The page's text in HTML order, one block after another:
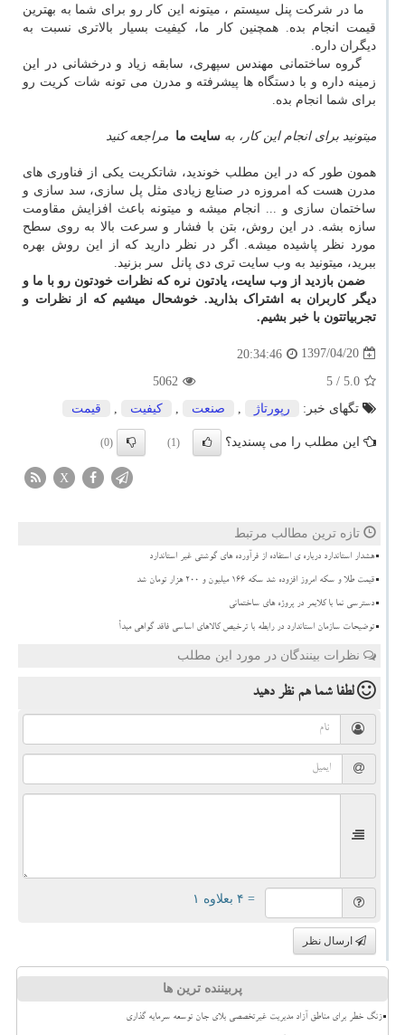
ما در شرکت پنل سیستم ، میتونه این کار رو برای شما به بهترین
قیمت انجام بده. همچنین کار ما، کیفیت بسیار بالاتری نسبت به
دیگران داره.
گروه ساختمانی مهندس سپهری، سابقه زیاد و درخشانی در این
زمینه داره و با دستگاه ها پیشرفته و مدرن می تونه شات کریت رو
برای شما انجام بده.
میتونید برای انجام این کار، به سایت ما مراجعه کنید
همون طور که در این مطلب خوندید، شاتکریت یکی از فناوری های
مدرن هست که امروزه در صنایع زیادی مثل پل سازی، سد سازی و
ساختمان سازی و ... انجام میشه و میتونه باعث افزایش مقاومت
سازه بشه. در این روش، بتن با فشار و سرعت بالا به روی سطح
مورد نظر پاشیده میشه. اگر در نظر دارید که از این روش بهره
ببرید، میتونید به وب سایت تری دی پانل سر بزنید.
ضمن بازدید از وب سایت، یادتون نره که نظرات خودتون رو با ما و
دیگر کاربران به اشتراک بذارید. خوشحال میشیم که از نظرات و
تجربیاتتون با خبر بشیم.
1397/04/20
20:34:46
5.0
/ 5
5062
تگهای خبر:
رپورتاژ , صنعت , كیفیت , قیمت
این مطلب را می پسندید؟ (1)
(0)
X
تازه ترین مطالب مرتبط
هشدار استاندارد درباره ی استفاده از فرآورده های گوشتی غیر استاندارد
قیمت طلا و سکه امروز افزوده شد سکه ۱۶۶ میلیون و ۲۰۰ هزار تومان شد
دسترسی نما با کلایمر در پروژه های ساختمانی
توضیحات سازمان استاندارد در رابطه با ترخیص کالاهای اساسی فاقد گواهی مبدأ
نظرات بینندگان در مورد این مطلب
لطفا شما همنظر دهید
= ۴ بعلاوه ۱
ارسال نظر
پربیننده ترین ها
زنگ خطر برای مناطق آزاد مدیریت غیرتخصصی بلای جان توسعه سرمایه گذاری